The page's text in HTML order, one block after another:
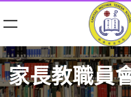
家長教職員